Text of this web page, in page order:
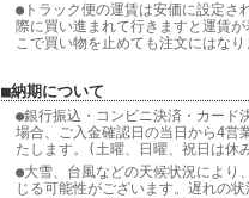
●トラック便の運賃は安価に設定さ
際に買い進まれて行きますと運賃
こで買い物を止めても注文にはな
■納期について
●銀行振込・コンビニ決済・カード
場合、ご入金確認日の当日から4営
たします。(土曜、日曜、祝日は休
●大雪、台風などの天候状況により
じる可能性がございます。遅れの